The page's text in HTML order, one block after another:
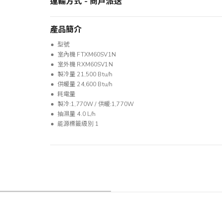
產品簡介
型號
室內機 FTXM60SV1N
室外機 RXM60SV1N
製冷量 21,500 Btu/h
供暖量 24,600 Btu/h
耗電量
製冷:1,770W / 供暖:1,770W
抽濕量 4.0 L/h
能源標籤級別 1